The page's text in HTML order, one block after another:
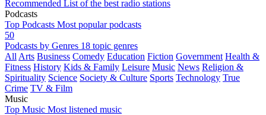
Recommended List of the best radio stations
Podcasts
Top Podcasts Most popular podcasts
50
Podcasts by Genres 18 topic genres
All Arts Business Comedy Education Fiction Government Health &
Fitness History Kids & Family Leisure Music News Religion &
Spirituality Science Society & Culture Sports Technology True
Crime TV & Film
Music
Top Music Most listened music